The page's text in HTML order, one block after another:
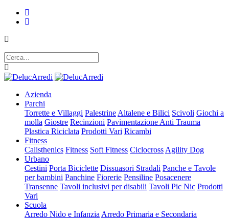
Azienda
Parchi
Torrette e Villaggi Palestrine Altalene e Bilici Scivoli Giochi a
molla Giostre Recinzioni Pavimentazione Anti Trauma
Plastica Riciclata Prodotti Vari Ricambi
Fitness
Calisthenics Fitness Soft Fitness Ciclocross Agility Dog
Urbano
Cestini Porta Biciclette Dissuasori Stradali Panche e Tavole
per bambini Panchine Fiorerie Pensiline Posacenere
Transenne Tavoli inclusivi per disabili Tavoli Pic Nic Prodotti
Vari
Scuola
Arredo Nido e Infanzia Arredo Primaria e Secondaria